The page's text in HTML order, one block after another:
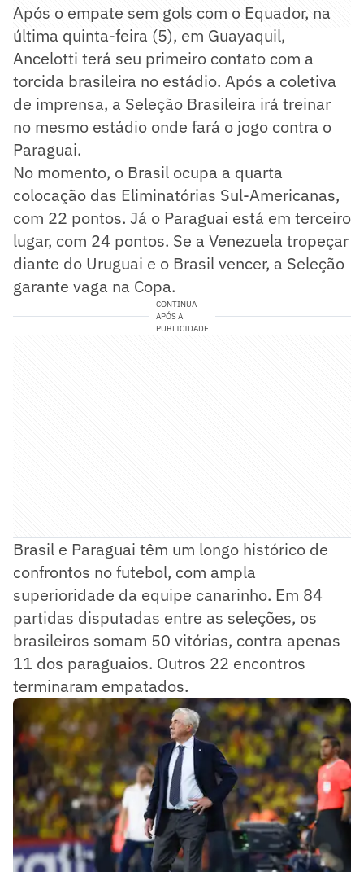
Após o empate sem gols com o Equador, na
última quinta-feira (5), em Guayaquil,
Ancelotti terá seu primeiro contato com a
torcida brasileira no estádio. Após a coletiva
de imprensa, a Seleção Brasileira irá treinar
no mesmo estádio onde fará o jogo contra o
Paraguai.
No momento, o Brasil ocupa a quarta
colocação das Eliminatórias Sul-Americanas,
com 22 pontos. Já o Paraguai está em terceiro
lugar, com 24 pontos. Se a Venezuela tropeçar
diante do Uruguai e o Brasil vencer, a Seleção
garante vaga na Copa.
CONTINUA
APÓS A
PUBLICIDADE
Brasil e Paraguai têm um longo histórico de
confrontos no futebol, com ampla
superioridade da equipe canarinho. Em 84
partidas disputadas entre as seleções, os
brasileiros somam 50 vitórias, contra apenas
11 dos paraguaios. Outros 22 encontros
terminaram empatados.